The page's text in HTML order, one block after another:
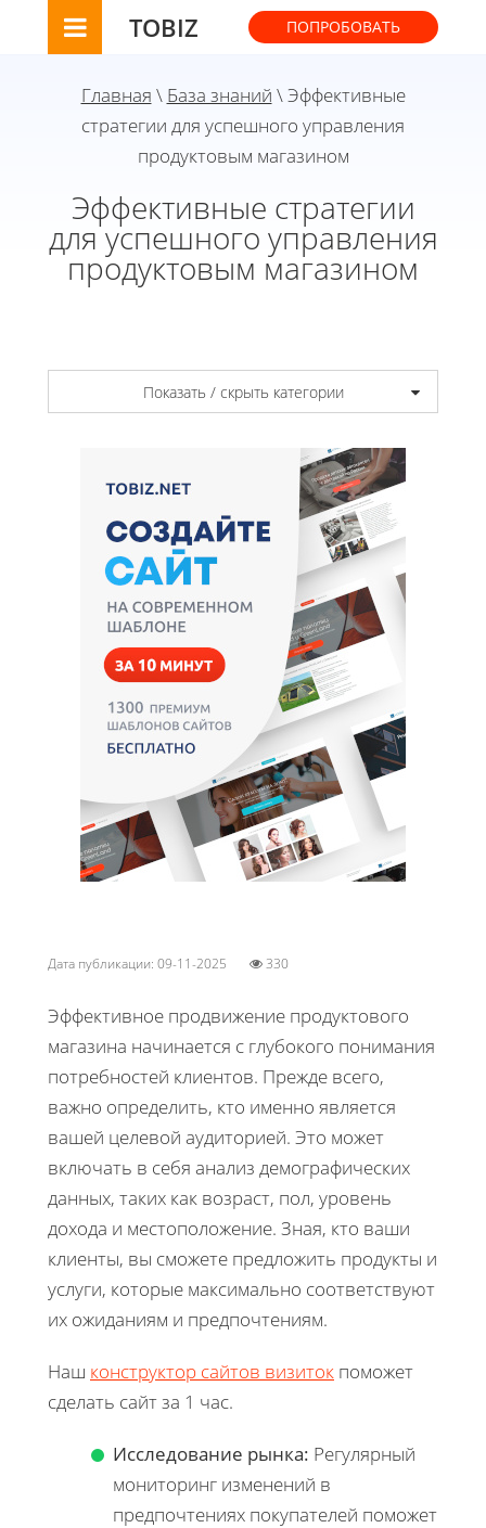
TOBIZ ПОПРОБОВАТЬ
Главная \ База знаний \ Эффективные
стратегии для успешного управления
продуктовым магазином
Эффективные стратегии
для успешного управления
продуктовым магазином
Показать / скрыть категории
Дата публикации: 09-11-2025 330
Эффективное продвижение продуктового
магазина начинается с глубокого понимания
потребностей клиентов. Прежде всего,
важно определить, кто именно является
вашей целевой аудиторией. Это может
включать в себя анализ демографических
данных, таких как возраст, пол, уровень
дохода и местоположение. Зная, кто ваши
клиенты, вы сможете предложить продукты и
услуги, которые максимально соответствуют
их ожиданиям и предпочтениям.
Наш конструктор сайтов визиток поможет
сделать сайт за 1 час.
Исследование рынка: Регулярный
мониторинг изменений в
предпочтениях покупателей поможет